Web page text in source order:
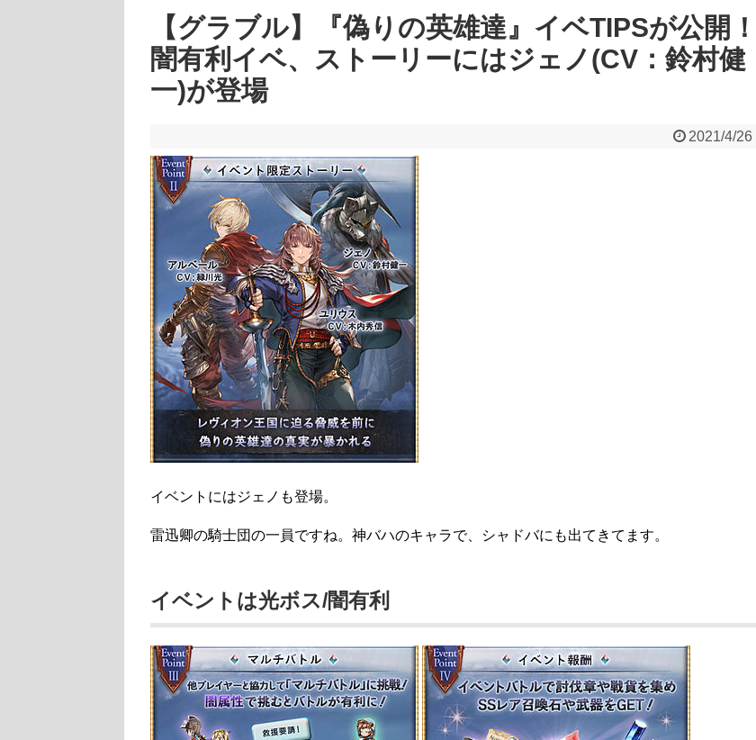
【グラブル】『偽りの英雄達』イベTIPSが公開！
闇有利イベ、ストーリーにはジェノ(CV：鈴村健
一)が登場
2021/4/26
イベントにはジェノも登場。
雷迅卿の騎士団の一員ですね。神バハのキャラで、シャドバにも出てきてます。
イベントは光ボス/闇有利